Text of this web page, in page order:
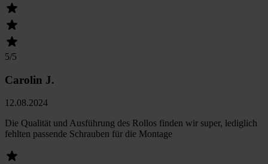
5/5
Carolin J.
12.08.2024
Die Qualität und Ausführung des Rollos finden wir super, lediglich
fehlten passende Schrauben für die Montage